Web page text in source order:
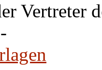
Vertreter